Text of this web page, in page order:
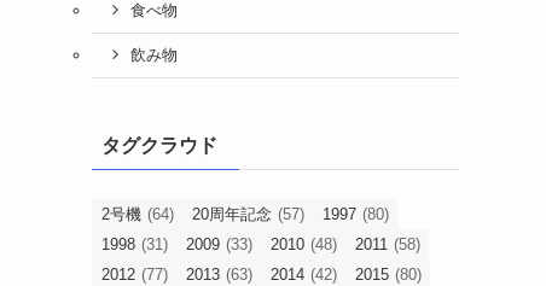
食べ物
飲み物
タグクラウド
2号機 (64) 20周年記念 (57) 1997 (80)
1998 (31) 2009 (33) 2010 (48) 2011 (58)
2012 (77) 2013 (63) 2014 (42) 2015 (80)